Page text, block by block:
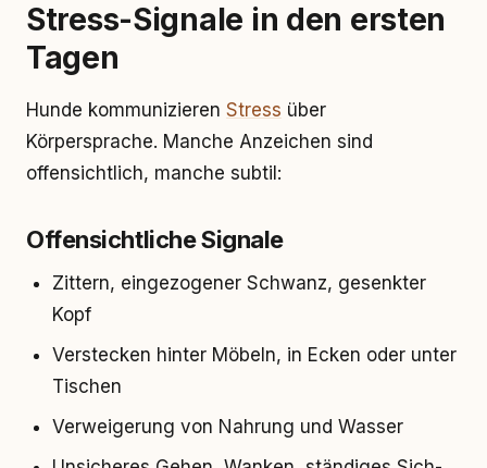
Stress-Signale in den ersten
Tagen
Hunde kommunizieren Stress über
Körpersprache. Manche Anzeichen sind
offensichtlich, manche subtil:
Offensichtliche Signale
Zittern, eingezogener Schwanz, gesenkter
Kopf
Verstecken hinter Möbeln, in Ecken oder unter
Tischen
Verweigerung von Nahrung und Wasser